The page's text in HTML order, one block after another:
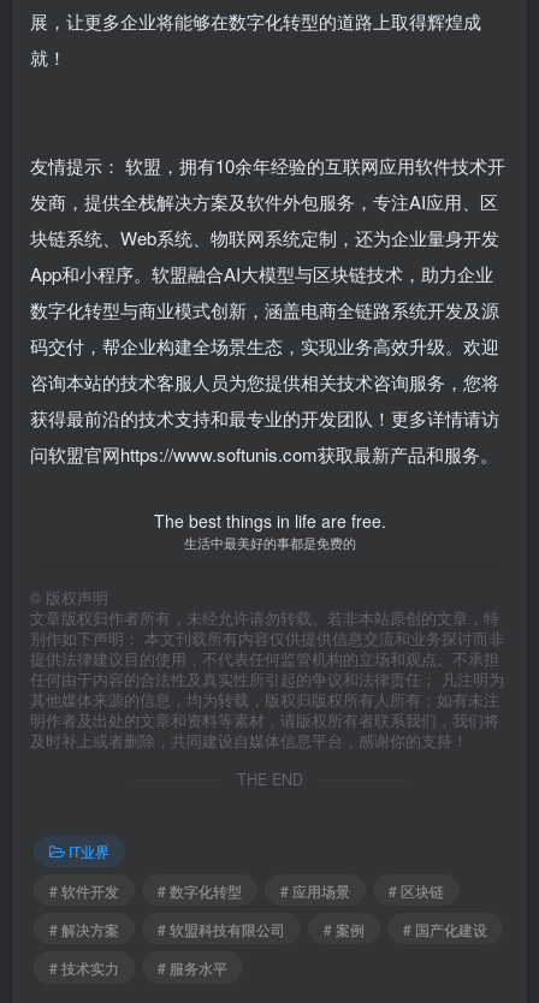
展，让更多企业将能够在数字化转型的道路上取得辉煌成
就！
友情提示： 软盟，拥有10余年经验的互联网应用软件技术开
发商，提供全栈解决方案及软件外包服务，专注AI应用、区
块链系统、Web系统、物联网系统定制，还为企业量身开发
App和小程序。软盟融合AI大模型与区块链技术，助力企业
数字化转型与商业模式创新，涵盖电商全链路系统开发及源
码交付，帮企业构建全场景生态，实现业务高效升级。欢迎
咨询本站的技术客服人员为您提供相关技术咨询服务，您将
获得最前沿的技术支持和最专业的开发团队！更多详情请访
问软盟官网https://www.softunis.com获取最新产品和服务。
The best things in life are free.
生活中最美好的事都是免费的
© 版权声明
文章版权归作者所有，未经允许请勿转载。若非本站原创的文章，特
别作如下声明： 本文刊载所有内容仅供提供信息交流和业务探讨而非
提供法律建议目的使用，不代表任何监管机构的立场和观点。不承担
任何由于内容的合法性及真实性所引起的争议和法律责任； 凡注明为
其他媒体来源的信息，均为转载，版权归版权所有人所有；如有未注
明作者及出处的文章和资料等素材，请版权所有者联系我们，我们将
及时补上或者删除，共同建设自媒体信息平台，感谢你的支持！
THE END
IT业界
# 软件开发
# 数字化转型 # 应用场景
# 区块链
# 解决方案
# 软盟科技有限公司 # 案例
# 国产化建设
# 技术实力
# 服务水平